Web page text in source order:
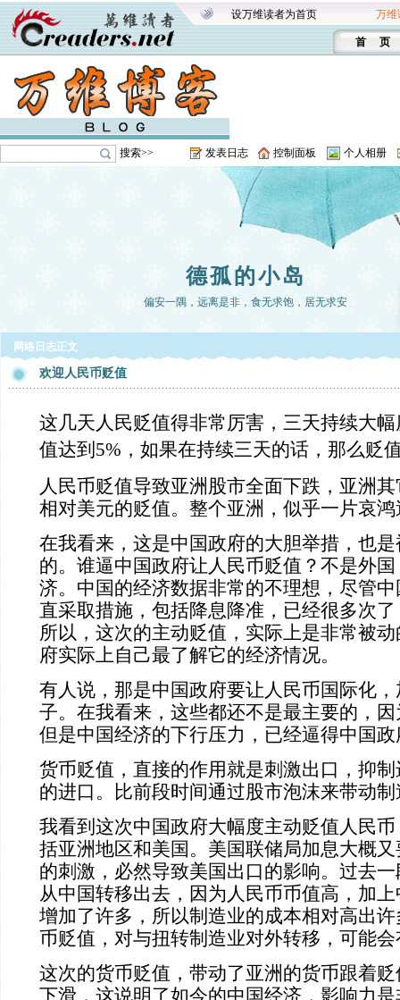
设万维读者为首页 万维
首 页
搜索>> 发表日志 控制面板 个人相册
德孤的小岛
偏安一隅，远离是非，食无求饱，居无求安
网络日志正文
欢迎人民币贬值
这几天人民贬值得非常厉害，三天持续大
值达到5%，如果在持续三天的话，那么贬
人民币贬值导致亚洲股市全面下跌，亚洲
相对美元的贬值。整个亚洲，似乎一片哀鸿
在我看来，这是中国政府的大胆举措，也
的。谁逼中国政府让人民币贬值？不是外
济。中国的经济数据非常的不理想，尽管
直采取措施，包括降息降准，已经很多次
所以，这次的主动贬值，实际上是非常被
府实际上自己最了解它的经济情况。
有人说，那是中国政府要让人民币国际化
子。在我看来，这些都还不是最主要的，
但是中国经济的下行压力，已经逼得中国
货币贬值，直接的作用就是刺激出口，抑
的进口。比前段时间通过股市泡沫来带动
我看到这次中国政府大幅度主动贬值人民
括亚洲地区和美国。美国联储局加息大概
的刺激，必然导致美国出口的影响。过去
从中国转移出去，因为人民币币值高，加
增加了许多，所以制造业的成本相对高出
币贬值，对与扭转制造业对外转移，可能
这次的货币贬值，带动了亚洲的货币跟着
下滑，这说明了如今的中国经济，影响力